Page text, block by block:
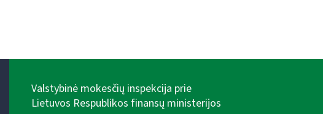
Valstybinė mokesčių inspekcija prie
Lietuvos Respublikos finansų ministerijos